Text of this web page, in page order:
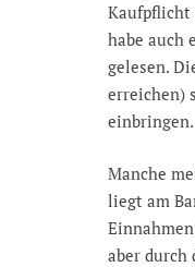
Kaufpflicht
habe auch
gelesen.
erreichen)
einbringen.
Manche
liegt am
aber durch